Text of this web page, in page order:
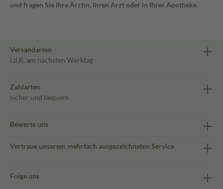
und fragen Sie Ihre Ärztin, Ihren Arzt oder in Ihrer Apotheke.
Versandarten
i.d.R. am nächsten Werktag
Zahlarten
sicher und bequem
Bewerte uns
Vertraue unserem mehrfach ausgezeichneten Service
Folge uns